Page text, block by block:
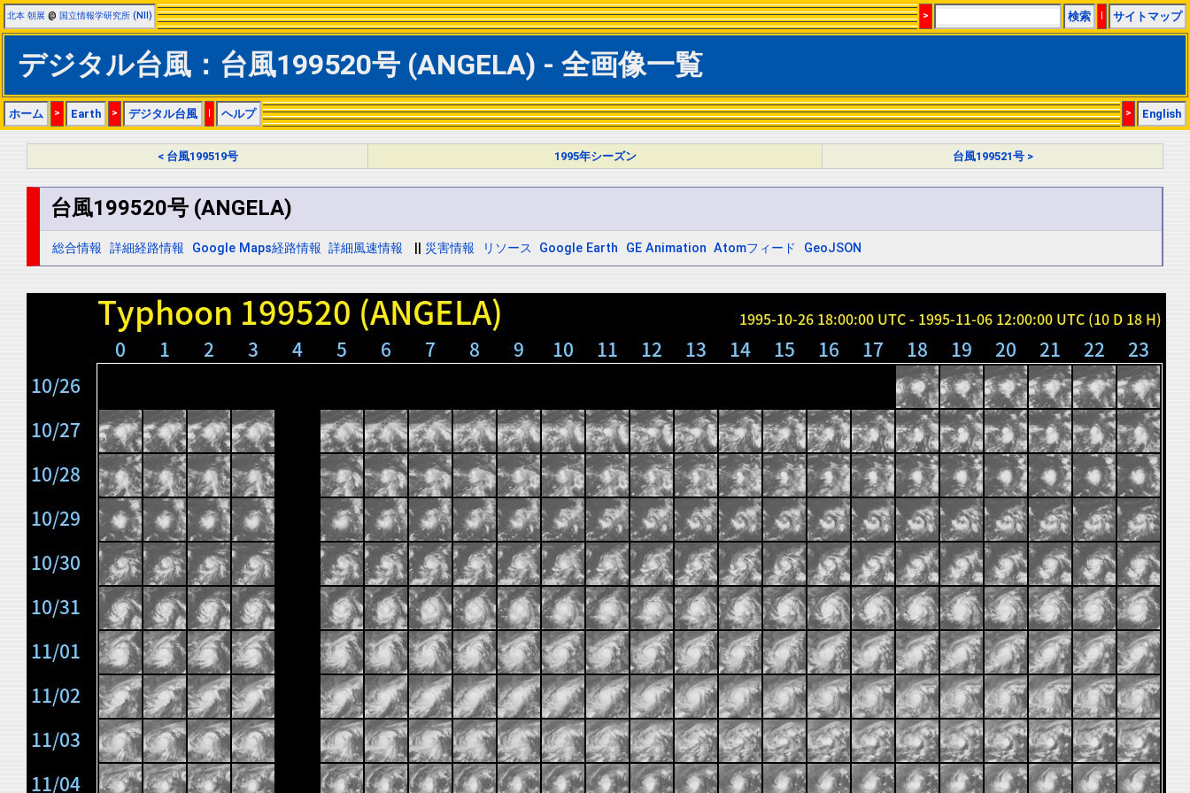
北本 朝展 @ 国立情報学研究所 (NII) > 検索 | サイトマップ
デジタル台風：台風199520号 (ANGELA) - 全画像一覧
ホーム > Earth > デジタル台風 | ヘルプ > English
< 台風199519号 1995年シーズン 台風199521号 >
台風199520号 (ANGELA)
総合情報 詳細経路情報 Google Maps経路情報 詳細風速情報 災害情報 リソース Google Earth GE Animation Atomフィード GeoJSON